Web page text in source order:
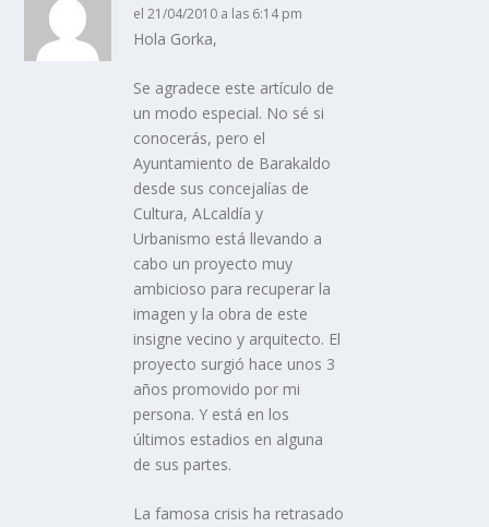
el 21/04/2010 a las 6:14 pm
Hola Gorka,
Se agradece este artí­culo de
un modo especial. No sé si
conocerás, pero el
Ayuntamiento de Barakaldo
desde sus concejalí­as de
Cultura, ALcaldí­a y
Urbanismo está llevando a
cabo un proyecto muy
ambicioso para recuperar la
imagen y la obra de este
insigne vecino y arquitecto. El
proyecto surgió hace unos 3
años promovido por mi
persona. Y está en los
últimos estadios en alguna
de sus partes.
La famosa crisis ha retrasado